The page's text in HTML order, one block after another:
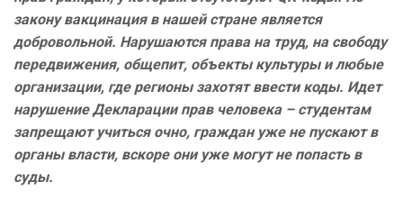
закону вакцинация в нашей стране является
добровольной. Нарушаются права на труд, на свободу
передвижения, общепит, объекты культуры и любые
организации, где регионы захотят ввести коды. Идет
нарушение Декларации прав человека – студентам
запрещают учиться очно, граждан уже не пускают в
органы власти, вскоре они уже могут не попасть в
суды.